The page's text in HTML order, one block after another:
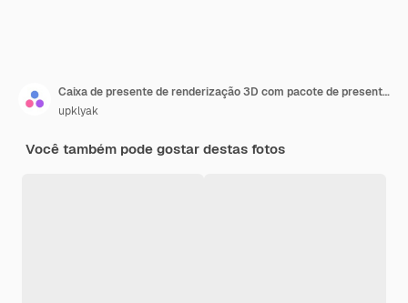
Caixa de presente de renderização 3D com pacote de presente de fita
upklyak
Você também pode gostar destas fotos